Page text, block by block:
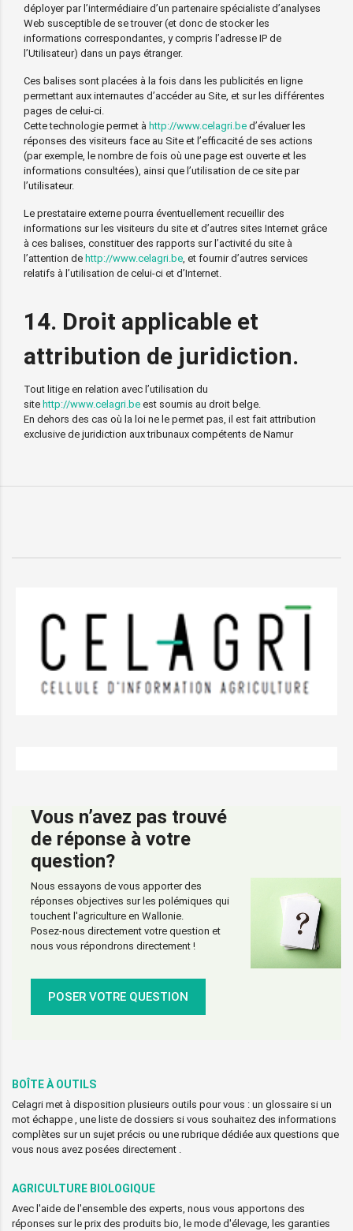
déployer par l’intermédiaire d’un partenaire spécialiste d’analyses
Web susceptible de se trouver (et donc de stocker les
informations correspondantes, y compris l’adresse IP de
l’Utilisateur) dans un pays étranger.
Ces balises sont placées à la fois dans les publicités en ligne
permettant aux internautes d’accéder au Site, et sur les différentes
pages de celui-ci.
Cette technologie permet à http://www.celagri.be d’évaluer les
réponses des visiteurs face au Site et l’efficacité de ses actions
(par exemple, le nombre de fois où une page est ouverte et les
informations consultées), ainsi que l’utilisation de ce site par
l’utilisateur.
Le prestataire externe pourra éventuellement recueillir des
informations sur les visiteurs du site et d’autres sites Internet grâce
à ces balises, constituer des rapports sur l’activité du site à
l’attention de http://www.celagri.be , et fournir d’autres services
relatifs à l’utilisation de celui-ci et d’Internet.
14. Droit applicable et
attribution de juridiction.
Tout litige en relation avec l’utilisation du
site http://www.celagri.be est soumis au droit belge.
En dehors des cas où la loi ne le permet pas, il est fait attribution
exclusive de juridiction aux tribunaux compétents de Namur
Vous n’avez pas trouvé
de réponse à votre
question?
Nous essayons de vous apporter des
réponses objectives sur les polémiques qui
touchent l'agriculture en Wallonie.
Posez-nous directement votre question et
nous vous répondrons directement !
POSER VOTRE QUESTION
BOÎTE À OUTILS
Celagri met à disposition plusieurs outils pour vous : un glossaire si un
mot échappe , une liste de dossiers si vous souhaitez des informations
complètes sur un sujet précis ou une rubrique dédiée aux questions que
vous nous avez posées directement .
AGRICULTURE BIOLOGIQUE
Avec l'aide de l'ensemble des experts, nous vous apportons des
réponses sur le prix des produits bio, le mode d'élevage, les garanties